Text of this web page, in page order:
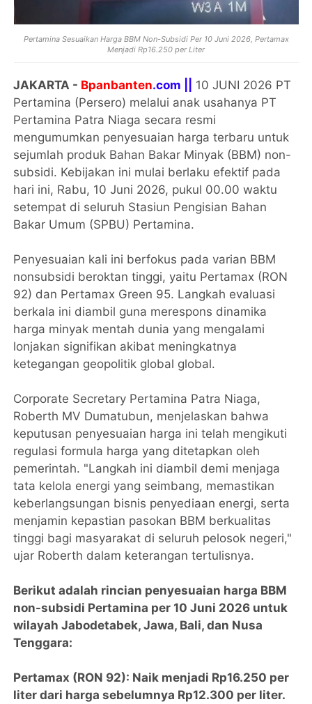
Pertamina Sesuaikan Harga BBM Non-Subsidi Per 10 Juni 2026, Pertamax
Menjadi Rp16.250 per Liter
JAKARTA - Bpanbanten.com ||
10 JUNI 2026 PT
Pertamina (Persero) melalui anak usahanya ⁠PT
Pertamina Patra Niaga secara resmi
mengumumkan penyesuaian harga terbaru untuk
sejumlah produk Bahan Bakar Minyak (BBM) non-
subsidi. Kebijakan ini mulai berlaku efektif pada
hari ini, Rabu, 10 Juni 2026, pukul 00.00 waktu
setempat di seluruh Stasiun Pengisian Bahan
Bakar Umum (SPBU) Pertamina.
Penyesuaian kali ini berfokus pada varian BBM
nonsubsidi beroktan tinggi, yaitu Pertamax (RON
92) dan Pertamax Green 95. Langkah evaluasi
berkala ini diambil guna merespons dinamika
harga minyak mentah dunia yang mengalami
lonjakan signifikan akibat meningkatnya
ketegangan geopolitik global global.
Corporate Secretary Pertamina Patra Niaga,
Roberth MV Dumatubun, menjelaskan bahwa
keputusan penyesuaian harga ini telah mengikuti
regulasi formula harga yang ditetapkan oleh
pemerintah. "Langkah ini diambil demi menjaga
tata kelola energi yang seimbang, memastikan
keberlangsungan bisnis penyediaan energi, serta
menjamin kepastian pasokan BBM berkualitas
tinggi bagi masyarakat di seluruh pelosok negeri,"
ujar Roberth dalam keterangan tertulisnya.
Berikut adalah rincian penyesuaian harga BBM
non-subsidi Pertamina per 10 Juni 2026 untuk
wilayah Jabodetabek, Jawa, Bali, dan Nusa
Tenggara:
Pertamax (RON 92): Naik menjadi Rp16.250 per
liter dari harga sebelumnya Rp12.300 per liter.